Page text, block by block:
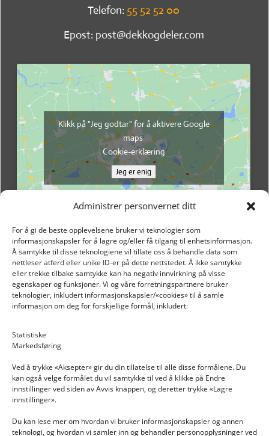
Administrer personvernet ditt
For å gi de beste opplevelsene bruker vi teknologier som
informasjonskapsler for å lagre og/eller få tilgang til enhetsinformasjon.
Å samtykke til disse teknologiene vil tillate oss å behandle data som
nettleser atferd eller unike ID-er på dette nettstedet. Å ikke samtykke
eller trekke tilbake samtykke kan ha negativ innvirkning på visse
egenskaper og funksjoner. Vi og våre forretningspartnere bruker
teknologier, inkludert informasjonskapsler/«cookies» til å samle
informasjon om deg for forskjellige formål, inkludert:
Statistiske
Markedsføring
Ved å trykke «Aksepter» gir du din tillatelse til alle disse formålene. Du
kan også velge formålet du vil samtykke til ved å klikke på Endre
innstillinger ved siden av Avvis knappen, og deretter trykke «Lagre
innstillinger».
Du kan lese mer om hvordan vi bruker informasjonskapsler og annen
teknologi, og hvordan vi samler inn og behandler personopplysninger ved
Telefon: 55 52 52 00
Epost: post@dekkogdeler.com
Klikk på "Jeg godtar" for å aktivere Google
maps
Cookie-erklæring
Jeg er enig
INFORMASJON